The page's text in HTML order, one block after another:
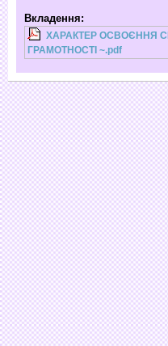
Вкладення:
ХАРАКТЕР ОСВОЄННЯ
ГРАМОТНОСТІ ~.pdf